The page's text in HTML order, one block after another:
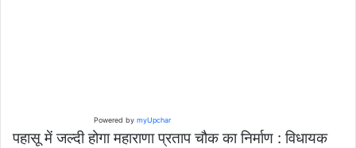
Powered bymyUpchar
पहासू में जल्दी होगा महाराणा प्रताप चौक का निर्माण : विधायक